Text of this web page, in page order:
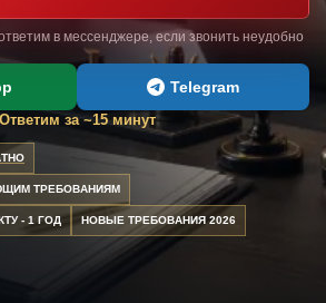
в мессенджере, если звонить неудобно
Telegram
Ответим за ~15 минут
ТРЕБОВАНИЯМ
- 1 ГОД НОВЫЕ ТРЕБОВАНИЯ 2026